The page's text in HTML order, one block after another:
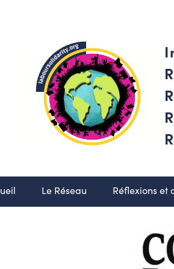
Le Réseau Réflexions et